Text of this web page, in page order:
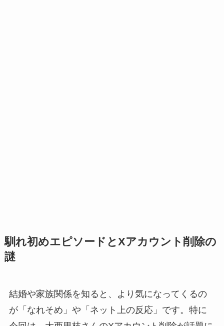
馴れ初めエピソードとXアカウント削除の
謎
結婚や家族関係を知ると、より気になってくるの
が「なれそめ」や「ネット上の反応」です。特に